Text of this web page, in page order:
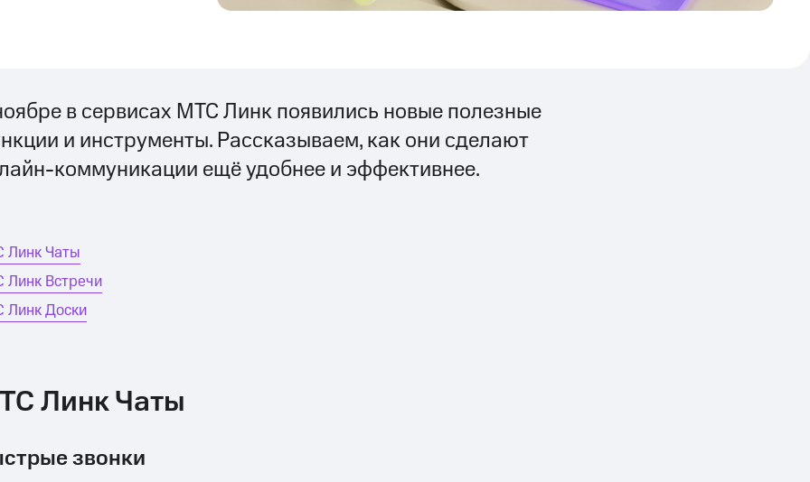
в сервисах МТС Линк появились новые полезные
и инструменты. Рассказываем, как они сделают
коммуникации ещё удобнее и эффективнее.
Линк Чаты
Линк Встречи
Линк Доски
Линк Чаты
звонки